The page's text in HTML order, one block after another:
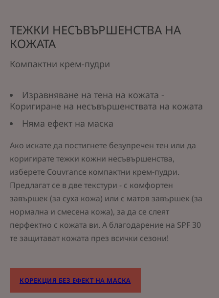
ТЕЖКИ НЕСЪВЪРШЕНСТВА НА
КОЖАТА
Компактни крем-пудри
Изравняване на тена на кожата -
Коригиране на несъвършенствата на кожата
Няма ефект на маска
Ако искате да постигнете безупречен тен или да
коригирате тежки кожни несъвършенства,
изберете Couvrance компактни крем-пудри.
Предлагат се в две текстури - с комфортен
завършек (за суха кожа) или с матов завършек (за
нормална и смесена кожа), за да се слеят
перфектно с кожата ви. А благодарение на SPF 30
те защитават кожата през всички сезони!
КОРЕКЦИЯ БЕЗ ЕФЕКТ НА МАСКА